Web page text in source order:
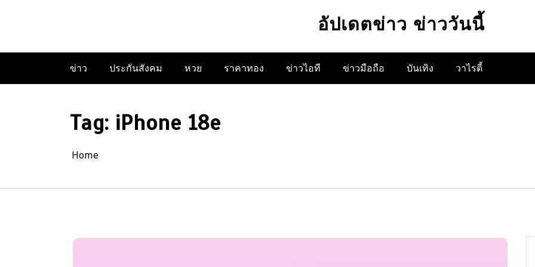
อัปเดตข่าว ข่าววันนี้
ข่าว ประกันสังคม หวย ราคาทอง ข่าวไอที ข่าวมือถือ บันเทิง วาไรตี้
Tag: iPhone 18e
Home